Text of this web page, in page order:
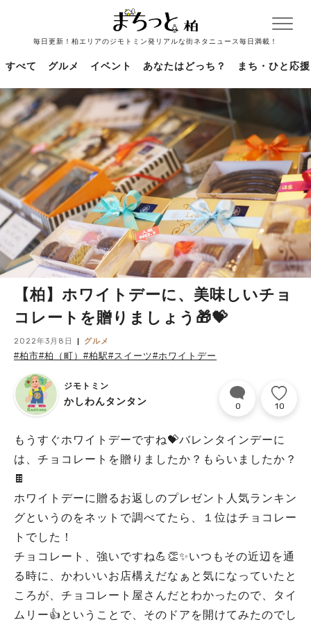
毎日更新！柏エリアのジモトミン発リアルな街ネタニュース毎日満載！
すべて グルメ イベント あなたはどっち？ まち・ひと応援
【柏】ホワイトデーに、美味しいチョ
コレートを贈りましょう🎁💝
2022年3月8日 グルメ
#柏市#柏（町） #柏駅#スイーツ#ホワイトデー
ジモトミン
かしわんタンタン 0 10
もうすぐホワイトデーですね💝バレンタインデーに
は、チョコレートを贈りましたか？もらいましたか？
🍫
ホワイトデーに贈るお返しのプレゼント人気ランキン
グというのをネットで調べてたら、１位はチョコレー
トでした！
チョコレート、強いですね💪👏✨いつもその近辺を通
る時に、かわいいお店構えだなぁと気になっていたと
ころが、チョコレート屋さんだとわかったので、タイ
ムリー👍ということで、そのドアを開けてみたのでし